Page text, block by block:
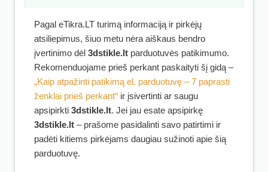
Pagal eTikra.LT turimą informaciją ir pirkėjų
atsiliepimus, šiuo metu nėra aiškaus bendro
įvertinimo dėl 3dstikle.lt parduotuvės patikimumo.
Rekomenduojame prieš perkant paskaityti šį gidą –
„Kaip atpažinti patikimą el. parduotuvę – 7 paprasti
ženklai prieš perkant“ ir įsivertinti ar saugu
apsipirkti 3dstikle.lt. Jei jau esate apsipirkę
3dstikle.lt – prašome pasidalinti savo patirtimi ir
padėti kitiems pirkėjams daugiau sužinoti apie šią
parduotuvę.